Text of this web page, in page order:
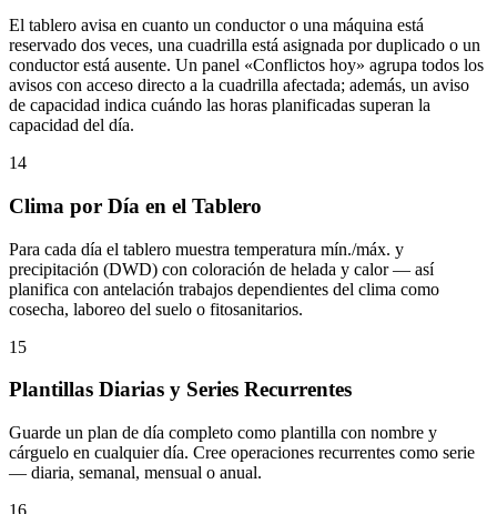
El tablero avisa en cuanto un conductor o una máquina está
reservado dos veces, una cuadrilla está asignada por duplicado o un
conductor está ausente. Un panel «Conflictos hoy» agrupa todos los
avisos con acceso directo a la cuadrilla afectada; además, un aviso
de capacidad indica cuándo las horas planificadas superan la
capacidad del día.
14
Clima por Día en el Tablero
Para cada día el tablero muestra temperatura mín./máx. y
precipitación (DWD) con coloración de helada y calor — así
planifica con antelación trabajos dependientes del clima como
cosecha, laboreo del suelo o fitosanitarios.
15
Plantillas Diarias y Series Recurrentes
Guarde un plan de día completo como plantilla con nombre y
cárguelo en cualquier día. Cree operaciones recurrentes como serie
— diaria, semanal, mensual o anual.